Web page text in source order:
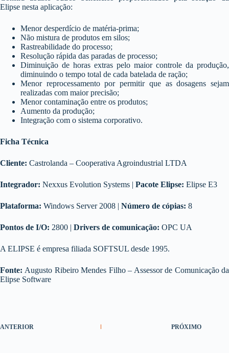
Elipse nesta aplicação:
Menor desperdício de matéria-prima;
Não mistura de produtos em silos;
Rastreabilidade do processo;
Resolução rápida das paradas de processo;
Diminuição de horas extras pelo maior controle da produção,
diminuindo o tempo total de cada batelada de ração;
Menor reprocessamento por permitir que as dosagens sejam
realizadas com maior precisão;
Menor contaminação entre os produtos;
Aumento da produção;
Integração com o sistema corporativo.
Ficha Técnica
Cliente: Castrolanda – Cooperativa Agroindustrial LTDA
Integrador: Nexxus Evolution Systems | Pacote Elipse: Elipse E3
Plataforma: Windows Server 2008 | Número de cópias: 8
Pontos de I/O: 2800 | Drivers de comunicação: OPC UA
A ELIPSE é empresa filiada SOFTSUL desde 1995.
Fonte: Augusto Ribeiro Mendes Filho – Assessor de Comunicação da
Elipse Software
ANTERIOR PRÓXIMO